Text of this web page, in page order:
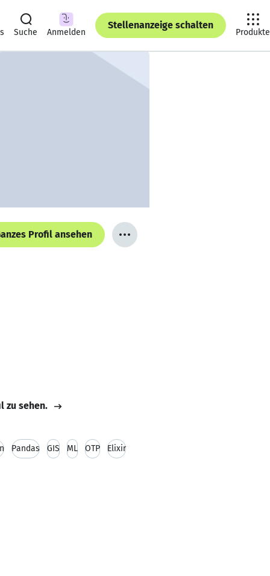
Suche Anmelden
Stellenanzeige schalten
Produkte
Profil ansehen
zu sehen.
Pandas GIS ML OTP Elixir